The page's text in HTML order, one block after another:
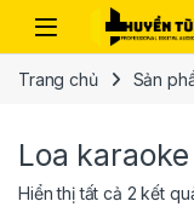
Trang chủ Sản
Loa
Hiển thị tất cả 2 kết